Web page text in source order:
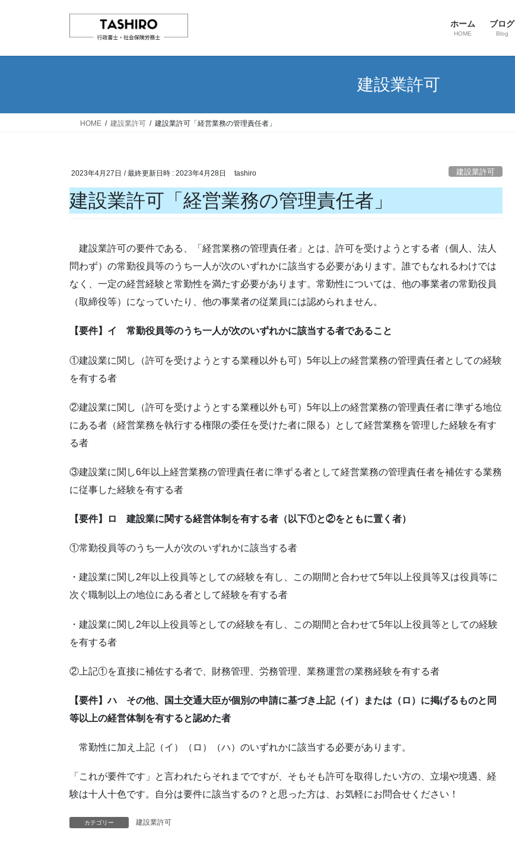
ホーム
HOME
ブログ
Blog
建設業許可
HOME 建設業許可 建設業許可「経営業務の管理責任者」
2023年4月27日 / 最終更新日時 : 2023年4月28日 tashiro 建設業許可
建設業許可「経営業務の管理責任者」
建設業許可の要件である、「経営業務の管理責任者」とは、許可を受けようとする者（個人、法人
問わず）の常勤役員等のうち一人が次のいずれかに該当する必要があります。誰でもなれるわけでは
なく、一定の経営経験と常勤性を満たす必要があります。常勤性については、他の事業者の常勤役員
（取締役等）になっていたり、他の事業者の従業員には認められません。
【要件】イ 常勤役員等のうち一人が次のいずれかに該当する者であること
①建設業に関し（許可を受けようとする業種以外も可）5年以上の経営業務の管理責任者としての経験
を有する者
②建設業に関し（許可を受けようとする業種以外も可）5年以上の経営業務の管理責任者に準ずる地位
にある者（経営業務を執行する権限の委任を受けた者に限る）として経営業務を管理した経験を有す
る者
③建設業に関し6年以上経営業務の管理責任者に準ずる者として経営業務の管理責任者を補佐する業務
に従事した経験を有する者
【要件】ロ 建設業に関する経営体制を有する者（以下①と②をともに置く者）
①常勤役員等のうち一人が次のいずれかに該当する者
・建設業に関し2年以上役員等としての経験を有し、この期間と合わせて5年以上役員等又は役員等に
次ぐ職制以上の地位にある者として経験を有する者
・建設業に関し2年以上役員等としての経験を有し、この期間と合わせて5年以上役員等としての経験
を有する者
②上記①を直接に補佐する者で、財務管理、労務管理、業務運営の業務経験を有する者
【要件】ハ その他、国土交通大臣が個別の申請に基づき上記（イ）または（ロ）に掲げるものと同
等以上の経営体制を有すると認めた者
常勤性に加え上記（イ）（ロ）（ハ）のいずれかに該当する必要があります。
「これが要件です」と言われたらそれまでですが、そもそも許可を取得したい方の、立場や境遇、経
験は十人十色です。自分は要件に該当するの？と思った方は、お気軽にお問合せください！
カテゴリー 建設業許可